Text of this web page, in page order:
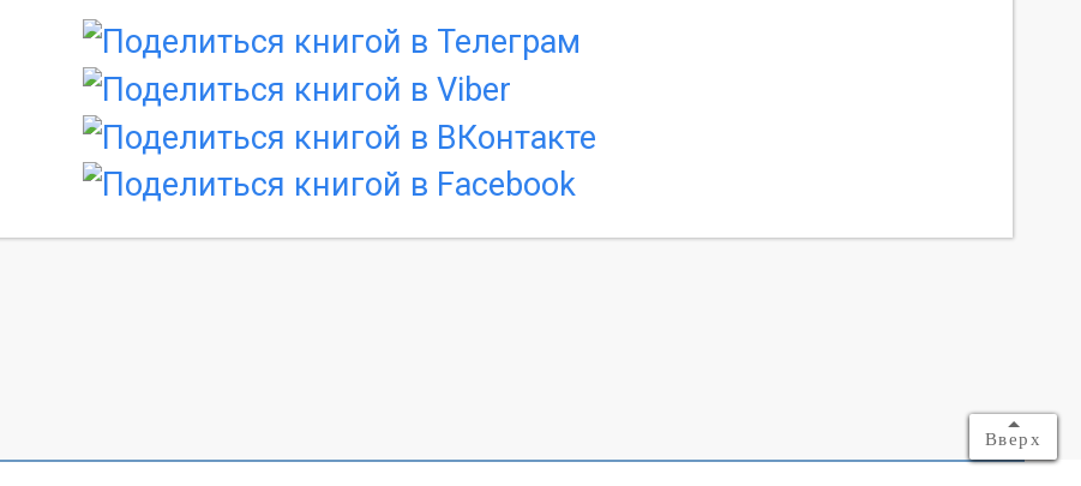
Вверх